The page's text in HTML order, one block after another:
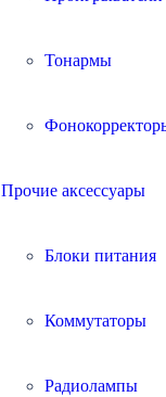
Тонармы
Прочие аксессуары
Блоки питания
Коммутаторы
Радиолампы